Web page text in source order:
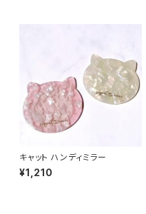
キャット ハンディミラー
¥1,210